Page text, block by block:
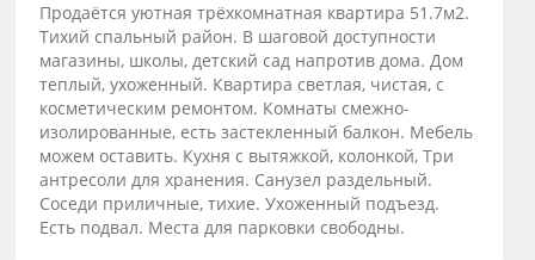
Продаётся уютная трёхкомнатная квартира 51.7м2.
Тихий спальный район. В шаговой доступности
магазины, школы, детский сад напротив дома. Дом
теплый, ухоженный. Квартира светлая, чистая, с
косметическим ремонтом. Комнаты смежно-
изолированные, есть застекленный балкон. Мебель
можем оставить. Кухня с вытяжкой, колонкой, Три
антресоли для хранения. Санузел раздельный.
Соседи приличные, тихие. Ухоженный подъезд.
Есть подвал. Места для парковки свободны.